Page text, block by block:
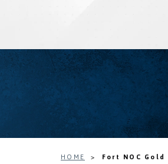
HOME > Fort NOC Gold